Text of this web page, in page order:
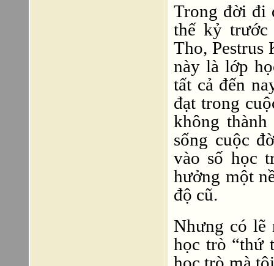
Trong đời đi
thế kỷ
Tho, Pestrus
này là lớp
tất cả đến
đạt trong
không
sống cuộc
vào số học
hưởng một
độ cũ.
Nhưng có lẽ
học trò “thứ